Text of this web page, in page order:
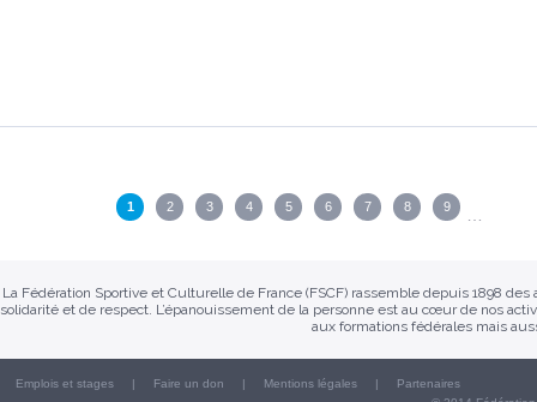
1 2 3 4 5 6 7 8 9
La Fédération Sportive et Culturelle de France (FSCF) rassemble depuis 1898
solidarité et de respect. L’épanouissement de la personne est au cœur de nos
aux formations fédérales mais
Emplois et stages Faire un don Mentions légales
Partenaires